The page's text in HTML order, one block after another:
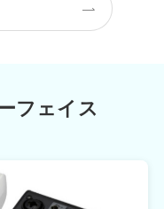
フェイス